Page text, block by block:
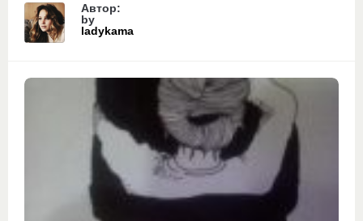
Автор:
by
ladykama